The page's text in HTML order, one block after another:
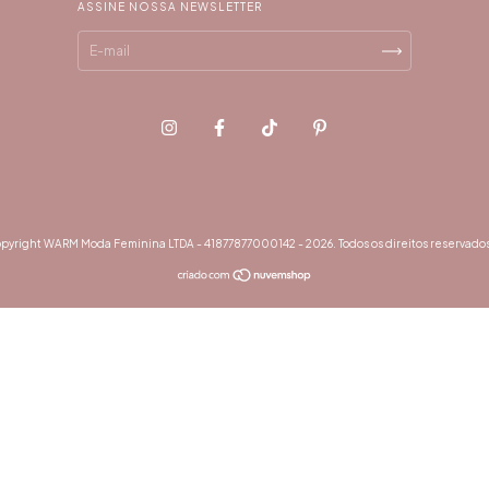
ASSINE NOSSA NEWSLETTER
WARM Moda Feminina LTDA - 41877877000142 - 2026. Todos os direitos